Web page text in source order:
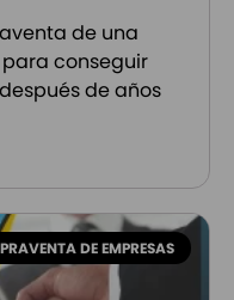
de una
conseguir
de años
DE EMPRESAS